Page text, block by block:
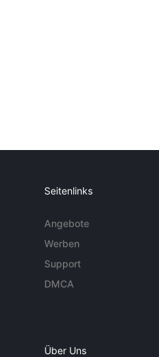
Seitenlinks
Angebote
Werben
Support
DMCA
Über Uns